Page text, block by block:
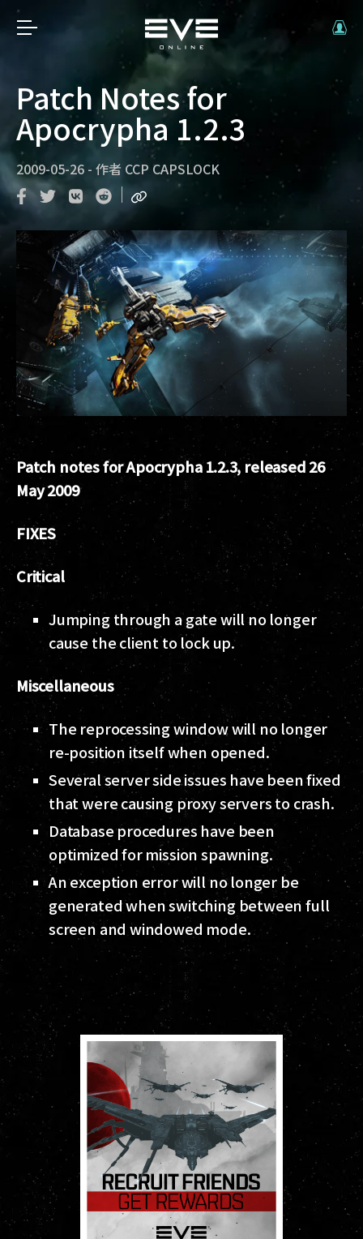
Patch Notes for
Apocrypha 1.2.3
2009-05-26 - 作者 CCP CAPSLOCK
Patch notes for Apocrypha 1.2.3, released 26
May 2009
FIXES
Critical
Jumping through a gate will no longer
cause the client to lock up.
Miscellaneous
The reprocessing window will no longer
re-position itself when opened.
Several server side issues have been fixed
that were causing proxy servers to crash.
Database procedures have been
optimized for mission spawning.
An exception error will no longer be
generated when switching between full
screen and windowed mode.